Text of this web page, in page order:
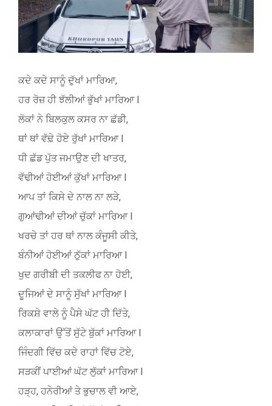
ਕਦੇ ਕਦੇ ਸਾਨੂੰ ਦੁੱਖਾਂ ਮਾਰਿਆ,
ਹਰ ਰੋਜ਼ ਹੀ ਝੱਲੀਆਂ ਭੁੱਖਾਂ ਮਾਰਿਆ l
ਲੋਕਾਂ ਨੇ ਬਿਲਕੁਲ ਕਸਰ ਨਾ ਛੱਡੀ,
ਥਾਂ ਥਾਂ ਵੱਢ਼ੇ ਹੋਏ ਰੁੱਖਾਂ ਮਾਰਿਆ l
ਧੀ ਛੱਡ ਪੁੱਤ ਜਮਾਉਣ ਦੀ ਖਾਤਰ,
ਵੱਢੀਆਂ ਹੋਈਆਂ ਕੁੱਖਾਂ ਮਾਰਿਆ l
ਆਪ ਤਾਂ ਕਿਸੇ ਦੇ ਨਾਲ ਨਾ ਲੜੇ,
ਗੁਆਂਢੀਆਂ ਦੀਆਂ ਚੁੱਕਾਂ ਮਾਰਿਆ l
ਖਰਚੇ ਤਾਂ ਹਰ ਥਾਂ ਨਾਲ ਕੰਜੂਸੀ ਕੀਤੇ,
ਬੰਨੀਆਂ ਹੋਈਆਂ ਠੁੱਕਾਂ ਮਾਰਿਆ l
ਖੁਦ ਗਰੀਬੀ ਦੀ ਤਕਲੀਫ ਨਾ ਹੋਈ,
ਦੂਜਿਆਂ ਦੇ ਸਾਨੂੰ ਸੁੱਖਾਂ ਮਾਰਿਆ l
ਰਿਕਸ਼ੇ ਵਾਲੇ ਨੂੰ ਪੈਸੇ ਘੱਟ ਹੀ ਦਿੱਤੇ,
ਕਲਾਕਾਰਾਂ ਉੱਤੋਂ ਸੁੱਟੇ ਬੁੱਕਾਂ ਮਾਰਿਆ l
ਜਿੰਦਗੀ ਵਿੱਚ ਕਦੇ ਰਾਹਾਂ ਵਿੱਚ ਟੋਏ,
ਸੜਕੀਂ ਪਾਈਆਂ ਘੱਟ ਲੁੱਕਾਂ ਮਾਰਿਆ l
ਹੜ੍ਹ, ਹਨੇਰੀਆਂ ਤੇ ਭੁਚਾਲ ਵੀ ਆਏ,